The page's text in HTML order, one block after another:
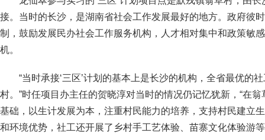
接。当时的长沙，是湖南省社会工作发展最好的地方。政府彼
制，鼓励发展民办社会工作服务机构，人才相对集中和政策敏
机。
“当时承接‘三区’计划的基本上是长沙的机构，全省最优的
村。”时任项目办主任的贺晓淳对当时的情况仍记忆犹新，“在
基础，以生计发展为本，注重村民能力的培养，支持村民建立
和环境优势，社工还开展了乡村手工艺体验、苗寨文化体验游